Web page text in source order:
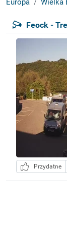
Feock -
Przydatne